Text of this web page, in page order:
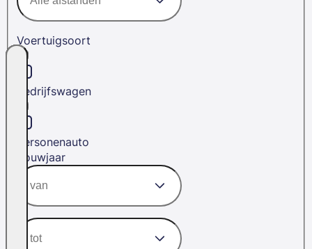
Voertuigsoort
Bedrijfswagen
Personenauto
Bouwjaar